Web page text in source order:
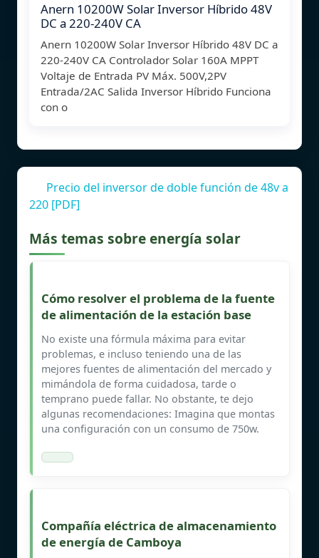
Anern 10200W Solar Inversor Híbrido 48V
DC a 220-240V CA
Anern 10200W Solar Inversor Híbrido 48V DC a
220-240V CA Controlador Solar 160A MPPT
Voltaje de Entrada PV Máx. 500V,2PV
Entrada/2AC Salida Inversor Híbrido Funciona
con o
Precio del inversor de doble función de 48v a
220 [PDF]
Más temas sobre energía solar
Cómo resolver el problema de la fuente
de alimentación de la estación base
No existe una fórmula máxima para evitar
problemas, e incluso teniendo una de las
mejores fuentes de alimentación del mercado y
mimándola de forma cuidadosa, tarde o
temprano puede fallar. No obstante, te dejo
algunas recomendaciones: Imagina que montas
una configuración con un consumo de 750w.
Compañía eléctrica de almacenamiento
de energía de Camboya